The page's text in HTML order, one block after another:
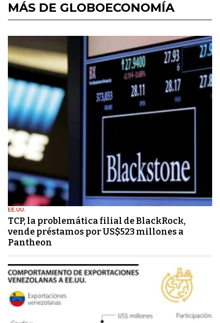
MÁS DE GLOBOECONOMÍA
EE.UU.
TCP, la problemática filial de BlackRock,
vende préstamos por US$523 millones a
Pantheon